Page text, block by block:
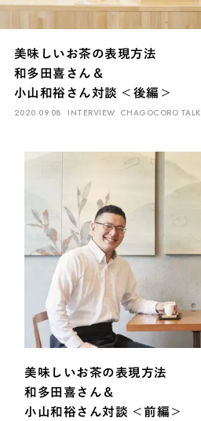
美味しいお茶の表現方法
和多田喜さん＆
小山和裕さん対談 ＜後編＞
2020.09.08 INTERVIEW CHAGOCORO TALK
美味しいお茶の表現方法
和多田喜さん＆
小山和裕さん対談 ＜前編＞